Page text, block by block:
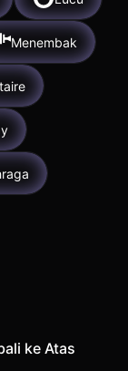
Menembak
ke Atas